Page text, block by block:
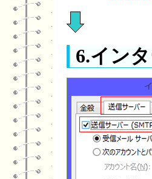
6.イン